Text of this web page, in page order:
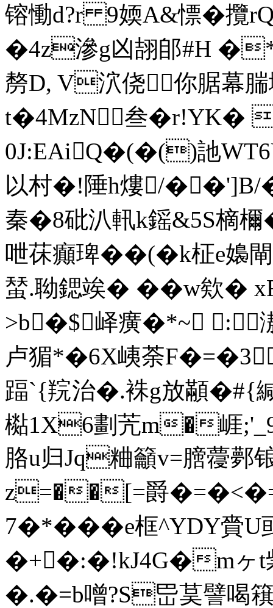
镕慟d?r 9媆A&慓� 攬
�4z滲g凶翓郋#H
剺D, V泬侥你腒幕腨
t�4MzN叁�r!YK�
0J:EAiQ�(�()訑
以村�!陲h熡/��']B/
秦�8砒汃軐k鎐&5S樀
呭茠癲琕��(�k柾e
蝅.聈鍶竢� �� w欸�
>b�$峄癀�*~ :
卢猸*�6X峓荼
踾`{羦治�.袾g放顢
檆1X6劃苀m�崕;'
胳u归Jq粬籲v=膪蘉鄸
z=��[=爵
7�*���e框^YDY
�+�:�!kJ4G�mヶ
�.�=b噌?S岊茣譬喝簯